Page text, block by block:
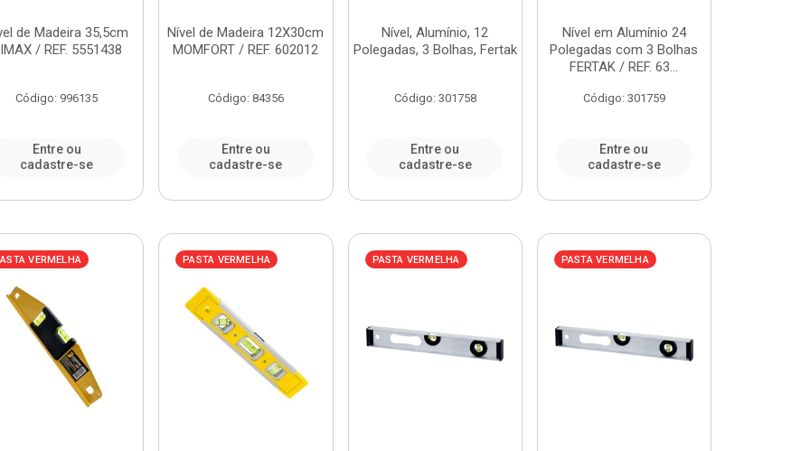
de Madeira 35,5cm
/ REF. 5551438
Código: 996135
Entre ou
cadastre-se
Nível de Madeira 12X30cm
MOMFORT / REF. 602012
Código: 84356
Entre ou
cadastre-se
Nível, Alumínio, 12
Polegadas, 3 Bolhas, Fertak
Código: 301758
Entre ou
cadastre-se
Nível em Alumínio 24
Polegadas com 3 Bolhas
FERTAK / REF. 63...
Código: 301759
Entre ou
cadastre-se
VERMELHA PASTA VERMELHA PASTA VERMELHA PASTA VERMELHA